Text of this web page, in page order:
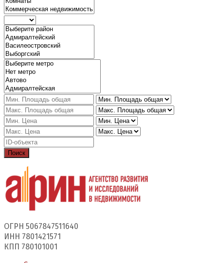
Поиск
ОГРН 5067847511640
ИНН 7801421571
КПП 780101001